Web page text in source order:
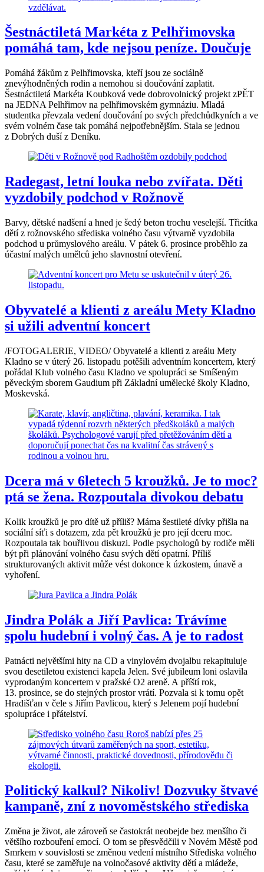
Šestnáctiletá Markéta z Pelhřimovska
pomáhá tam, kde nejsou peníze. Doučuje
Pomáhá žákům z Pelhřimovska, kteří jsou ze sociálně
znevýhodněných rodin a nemohou si doučování zaplatit.
Šestnáctiletá Markéta Koubková vede dobrovolnický projekt zPĚT
na JEDNA Pelhřimov na pelhřimovském gymnáziu. Mladá
studentka převzala vedení doučování po svých předchůdkyních a ve
svém volném čase tak pomáhá nejpotřebnějším. Stala se jednou
z Dobrých duší z Deníku.
Radegast, letní louka nebo zvířata. Děti
vyzdobily podchod v Rožnově
Barvy, dětské nadšení a hned je šedý beton trochu veselejší. Třicítka
dětí z rožnovského střediska volného času výtvarně vyzdobila
podchod u průmyslového areálu. V pátek 6. prosince proběhlo za
účastní malých umělců jeho slavnostní otevření.
Obyvatelé a klienti z areálu Mety Kladno
si užili adventní koncert
/FOTOGALERIE, VIDEO/ Obyvatelé a klienti z areálu Mety
Kladno se v úterý 26. listopadu potěšili adventním koncertem, který
pořádal Klub volného času Kladno ve spolupráci se Smíšeným
pěveckým sborem Gaudium při Základní umělecké školy Kladno,
Moskevská.
Dcera má v 6letech 5 kroužků. Je to moc?
ptá se žena. Rozpoutala divokou debatu
Kolik kroužků je pro dítě už příliš? Máma šestileté dívky přišla na
sociální síťi s dotazem, zda pět kroužků je pro její dceru moc.
Rozpoutala tak bouřlivou diskuzi. Podle psychologů by rodiče měli
být při plánování volného času svých dětí opatrní. Příliš
strukturovaných aktivit může vést dokonce k úzkostem, únavě a
vyhoření.
Jindra Polák a Jiří Pavlica: Trávíme
spolu hudební i volný čas. A je to radost
Patnácti největšími hity na CD a vinylovém dvojalbu rekapituluje
svou desetiletou existenci kapela Jelen. Své jubileum loni oslavila
vyprodaným koncertem v pražské O2 areně. A příští rok,
13. prosince, se do stejných prostor vrátí. Pozvala si k tomu opět
Hradišťan v čele s Jiřím Pavlicou, který s Jelenem pojí hudební
spolupráce i přátelství.
Politický kalkul? Nikoliv! Dozvuky štvavé
kampaně, zní z novoměstského střediska
Změna je život, ale zároveň se častokrát neobejde bez menšího či
většího rozbouření emocí. O tom se přesvědčili v Novém Městě pod
Smrkem v souvislosti se změnou vedení místního Střediska volného
času, které se zaměřuje na volnočasové aktivity dětí a mládeže,